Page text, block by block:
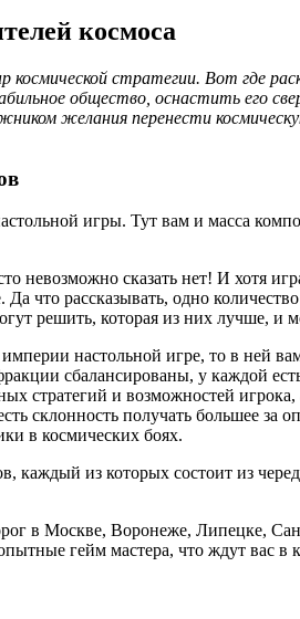
космоса
космической стратегии. Вот где
общество, оснастить его
желания перенести
игры. Тут вам и масса
невозможно сказать нет! И хотя
что рассказывать, одно
решить, которая из них лучше, и
настольной игре, то в ней
сбалансированы, у каждой
стратегий и возможностей
склонность получать большее
в космических боях.
каждый из которых состоит из
в Москве, Воронеже, Липецке,
гейм мастера, что ждут вас в